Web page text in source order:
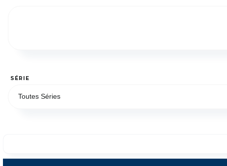
SÉRIE
Toutes Séries